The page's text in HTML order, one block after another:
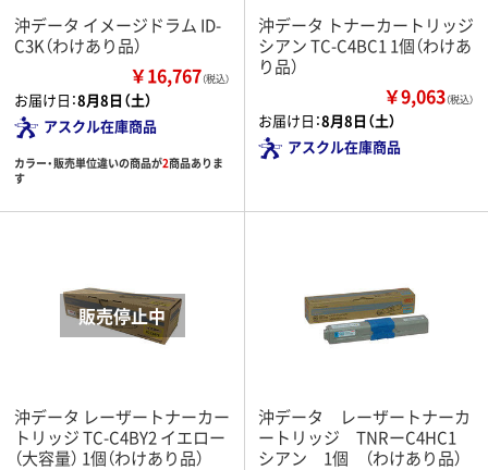
沖データ イメージドラム ID-
C3K（わけあり品）
￥16,767（税込）
お届け日：8月8日（土）
アスクル在庫商品
カラー・販売単位違いの商品が2商品ありま
す
沖データ トナーカートリッジ
シアン TC-C4BC1 1個（わけあ
り品）
￥9,063（税込）
お届け日：8月8日（土）
アスクル在庫商品
沖データ レーザートナーカー
トリッジ TC-C4BY2 イエロー
（大容量） 1個（わけあり品）
沖データ レーザートナーカ
ートリッジ TNRーC4HC1
シアン 1個 （わけあり品）